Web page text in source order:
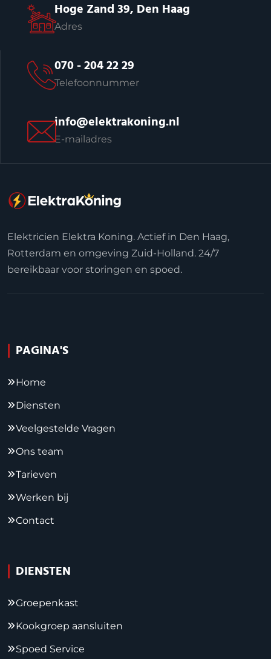
Hoge Zand 39, Den Haag
Adres
070 - 204 22 29
Telefoonnummer
info@elektrakoning.nl
E-mailadres
Elektricien Elektra Koning. Actief in Den Haag,
Rotterdam en omgeving Zuid-Holland. 24/7
bereikbaar voor storingen en spoed.
PAGINA'S
Home
Diensten
Veelgestelde Vragen
Ons team
Tarieven
Werken bij
Contact
DIENSTEN
Groepenkast
Kookgroep aansluiten
Spoed Service